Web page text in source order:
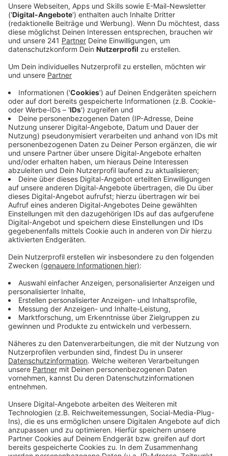
Veröffentlicht: Dienstag, 03.01.2023 15:40
Anzeige
Das 9€ Ticket habe die Bereitschaft vieler gesteigert,
könne dieser Bereitschaft schaden, so die FDP. Der
VRS begründet die Erhöhung mit gestiegenen Kosten.
Auch die Leverkusener CDU befürchtet, dass der
ÖPNV bei uns in Leverkusen zukünftig eher weniger
attraktiv wird. Der anstehende Fahrplanwechsel bei
der Wupsi nächsten Montag (9.1.) beinhaltet zum
Beispiel die Abschaffung der SB27. Ersetzen wird sie
eine Buslinie, die nur noch die Hälfte der Fahrten
zwischen Rheindorf-Nord und Chempark durchführen
wird. „Das motiviert sicher nicht, für den Weg zur
Arbeit den ÖPNV zu nutzen“, so die CDU. Die Wupsi
sagt: lieber weniger Busse, die dann auch kommen, als
viele Optionen, die kurzfristig ausfallen müssen. Grund
sei die angespannte Personalsituation.
Anzeige
Weitere Meldungen aus Leverkusen
Anzeige
Hinweise zur neuen Bio-Tonne für Leverkusen
Leverkusener Online-Petition "Keinen Meter mehr"
Europaring nach Silvesterunfall wieder frei
Anzeige